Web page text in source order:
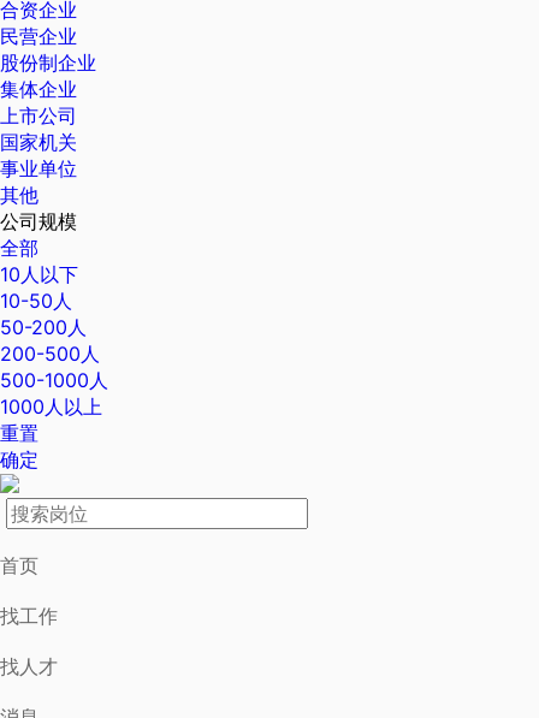
合资企业
民营企业
股份制企业
集体企业
上市公司
国家机关
事业单位
其他
公司规模
全部
10人以下
10-50人
50-200人
200-500人
500-1000人
1000人以上
重置
确定
首页
找工作
找人才